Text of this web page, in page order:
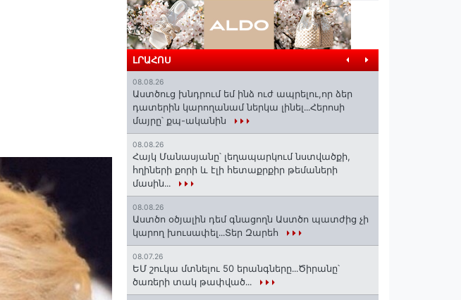
ԼՐԱՀՈՍ
08.08.26
Աստծուց խնդրում եմ ինձ ուժ ապրելու,որ ձեր
դատերին կարողանամ ներկա լինել․․․Հերոսի
մայրը՝ քպ-ականին
08.08.26
Հայկ Մանասյանը՝ լեղապարկում նստվածքի,
հղիների քորի և էլի հետաքրքիր թեմաների
մասին․․․
08.08.26
Աստծո օծյալին դեմ գնացողն Աստծո պատժից չի
կարող խուսափել․․․Տեր Զարեհ
08.07.26
ԵՄ շուկա մտնելու 50 երանգները․․․Ծիրանը՝
ծառերի տակ թափված․․․